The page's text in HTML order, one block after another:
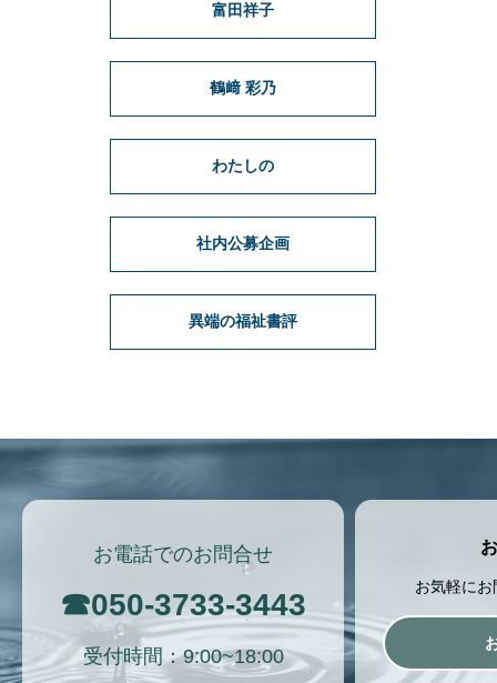
富田祥子
鶴﨑 彩乃
わたしの
社内公募企画
異端の福祉書評
お電話でのお問合せ
☎050-3733-3443
受付時間：9:00~18:00
お気軽に